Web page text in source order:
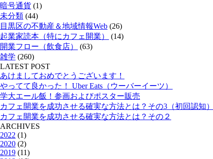
暗号通貨 (1)
未分類 (44)
目黒区の不動産＆地域情報Web (26)
起業家読本（特にカフェ開業）
(14)
開業フロー（飲食店）
(63)
雑学 (260)
LATEST POST
あけましておめでとうございます！
やってて良かった！ Uber Eats（ウーバーイーツ）
学大エール飯！参画およびポスター販売
カフェ開業を成功させる確実な方法とは？その3（初回認知）
カフェ開業を成功させる確実な方法とは？その２
ARCHIVES
2022 (1)
2020 (2)
2019 (11)